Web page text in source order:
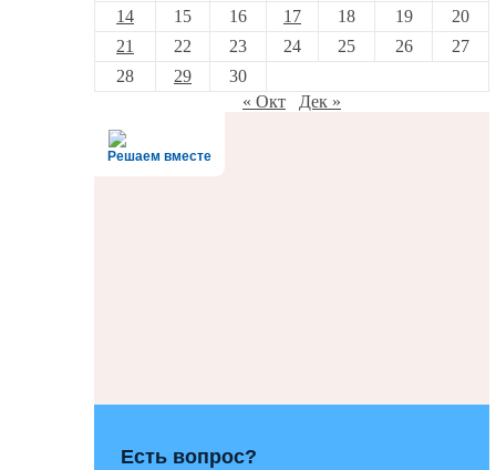
14
15 16 17 18 19
20
21
22 23 24 25 26
27
28
29
30
« Окт
Дек »
Решаем вместе
Есть вопрос?